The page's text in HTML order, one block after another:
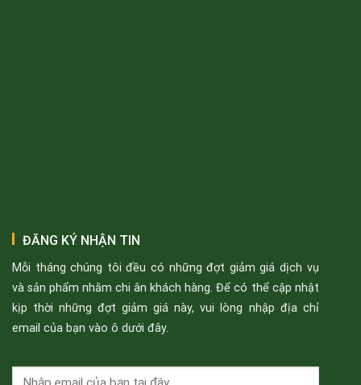
ĐĂNG KÝ NHẬN TIN
Mỗi tháng chúng tôi đều có những đợt giảm giá dịch vụ
và sản phẩm nhằm chi ân khách hàng. Để có thể cập nhật
kịp thời những đợt giảm giá này, vui lòng nhập địa chỉ
email của bạn vào ô dưới đây.